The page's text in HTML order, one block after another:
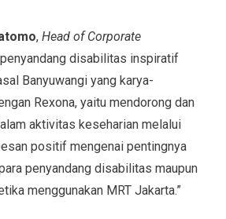
, Head of Corporate
disabilitas inspiratif
Banyuwangi yang karya-
Rexona, yaitu mendorong dan
aktivitas keseharian melalui
positif mengenai pentingnya
penyandang disabilitas maupun
menggunakan MRT Jakarta.”